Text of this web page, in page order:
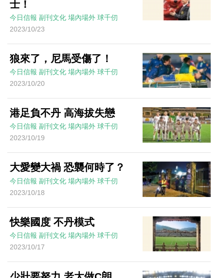
士！
今日信報 副刊文化 場內場外 球千仞
2023/10/23
狼來了，尼馬受傷了！
今日信報 副刊文化 場內場外 球千仞
2023/10/20
港足負不丹 高海拔失戀
今日信報 副刊文化 場內場外 球千仞
2023/10/19
大愛變大禍 恐襲何時了？
今日信報 副刊文化 場內場外 球千仞
2023/10/18
快樂國度 不丹模式
今日信報 副刊文化 場內場外 球千仞
2023/10/17